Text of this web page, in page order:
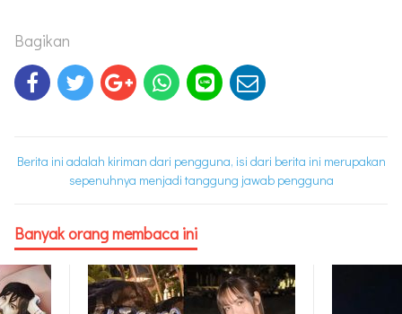
Bagikan
Berita ini adalah kiriman dari pengguna, isi dari berita ini merupakan
sepenuhnya menjadi tanggung jawab pengguna
Banyak orang membaca ini